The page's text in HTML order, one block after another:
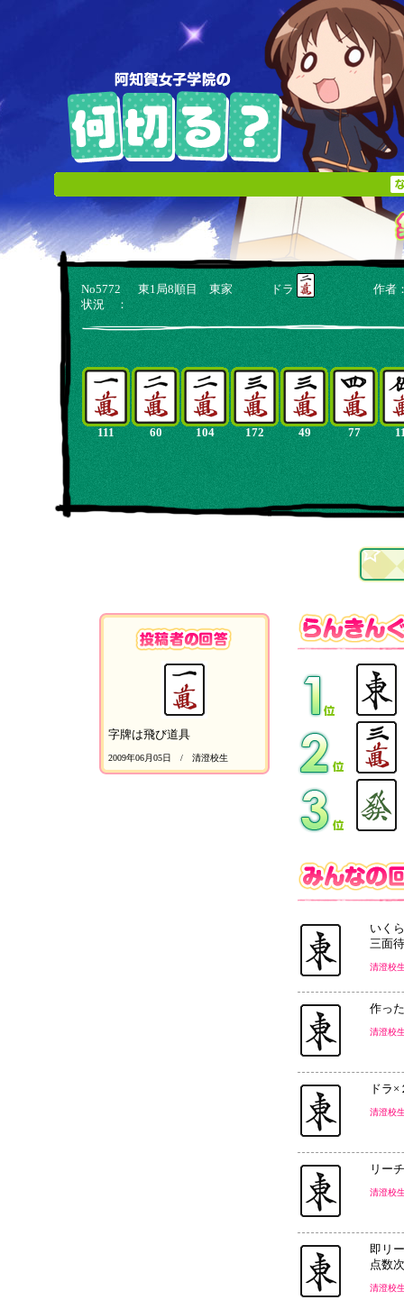
No5772 東1局8順目 東家 ドラ
作者：清
状況 ：
111 60 104 172 49 77
字牌は飛び道具
2009年06月05日 / 清澄校生
いく
三面
清澄
作っ
清澄
ドラ
清澄
リー
清澄
即リ
点数
清澄